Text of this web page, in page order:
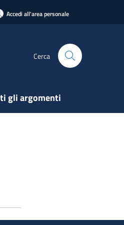
Accedi all'area personale
Cerca
gli argomenti